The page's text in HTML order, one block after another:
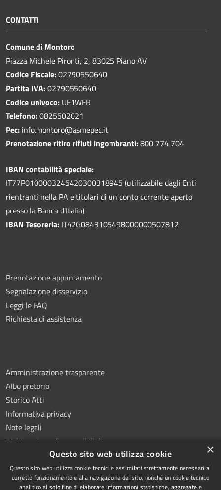
CONTATTI
Comune di Montoro
Piazza Michele Pironti, 2, 83025 Piano AV
Codice Fiscale:02790550640
Partita IVA:02790550640
Codice univoco: UF1WFR
Telefono:0825502021
Pec: info.montoro@asmepec.it
Prenotazione ritiro rifiuti ingombranti:800 774 704
IBAN contabilità speciale:
IT77P0100003245420300318945 (utilizzabile dagli Enti
rientranti nella PA e titolari di un conto corrente aperto
presso la Banca d'Italia)
IBAN Tesoreria: IT42G0843105498000000507812
Prenotazione appuntamento
Segnalazione disservizio
Leggi le FAQ
Richiesta di assistenza
Amministrazione trasparente
Albo pretorio
Storico Atti
Informativa privacy
Note legali
Dichiarazione di accessibilità
×
Questo sito web utilizza cookie
Questo sito web utilizza cookie tecnici e assimilati strettamente necessari al
corretto funzionamento e alla navigazione del sito, nonché un cookie tecnico
analitico al solo fine di elaborare informazioni statistiche, aggregate e